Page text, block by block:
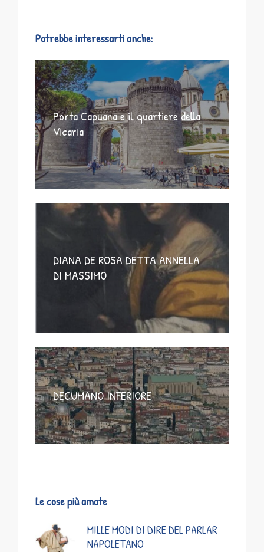
Potrebbe interessarti anche:
Porta Capuana e il quartiere della
Vicaria
DIANA DE ROSA DETTA ANNELLA
DI MASSIMO
DECUMANO INFERIORE
Le cose più amate
MILLE MODI DI DIRE DEL PARLAR
NAPOLETANO